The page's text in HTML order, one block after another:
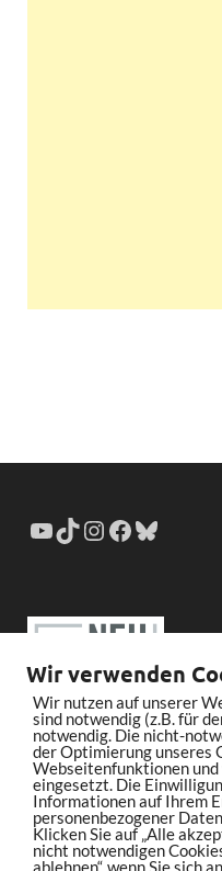
Wir verwenden
Wir nutzen auf unserer
sind notwendig (z.B. für
notwendig. Die nicht-
der Optimierung unseres
Webseitenfunktionen
eingesetzt. Die
Informationen auf Ihrem
personenbezogener
Klicken Sie auf „Alle
nicht notwendigen
ablehnen“, wenn Sie sich